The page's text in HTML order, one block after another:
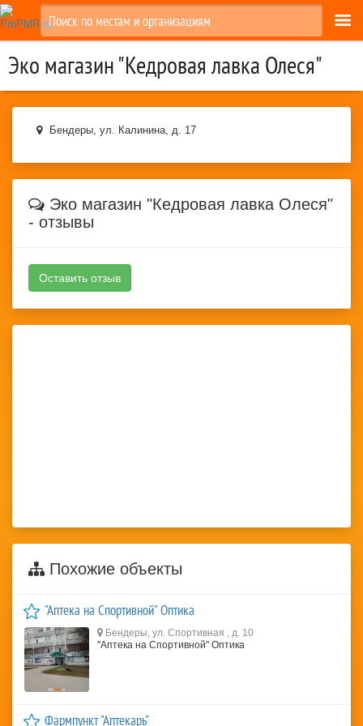
Эко магазин "Кедровая лавка Олеся"
Бендеры, ул. Калинина, д. 17
Эко магазин "Кедровая лавка Олеся"
- отзывы
Оставить отзыв
Похожие объекты
"Аптека на Спортивной" Оптика
Бендеры, ул. Спортивная , д. 10
"Аптека на Спортивной" Оптика
Фармпункт "Аптекарь"